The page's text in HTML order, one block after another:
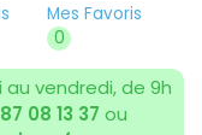
Mes Favoris
0
vendredi, de 9h
08 13 37 ou